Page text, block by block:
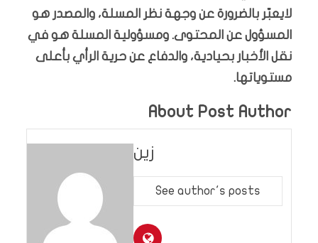
لايعبّر بالضرورة عن وجهة نظر المسلة، والمصدر هو
المسؤول عن المحتوى. ومسؤولية المسلة هو في
نقل الأخبار بحيادية، والدفاع عن حرية الرأي بأعلى
مستوياتها.
About Post Author
زين
See author's posts